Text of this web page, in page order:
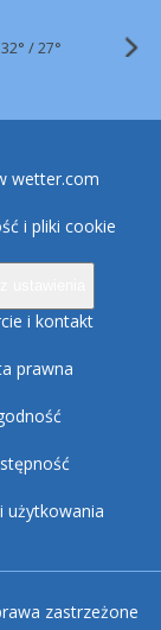
32° /27°
wetter.com
i pliki cookie
i kontakt
prawna
użytkowania
zastrzeżone